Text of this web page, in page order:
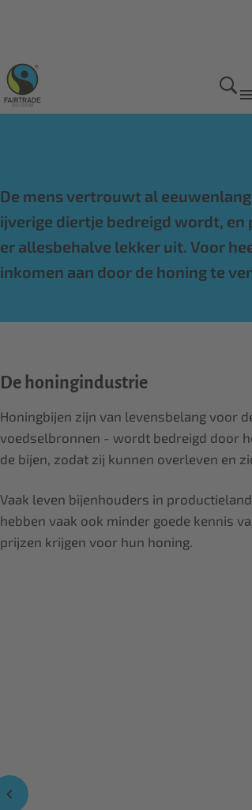
Onze Fairtrade producten
De mens vertrouwt al
ijverige diertje bedreigd wordt,
er allesbehalve lekker uit. Voor
inkomen aan door de honing te
De honingindustrie
Honingbijen zijn van levensbelang voor
voedselbronnen - wordt bedreigd door
de bijen, zodat zij kunnen overleven en
Vaak leven bijenhouders in
hebben vaak ook minder goede kennis
prijzen krijgen voor hun honing.